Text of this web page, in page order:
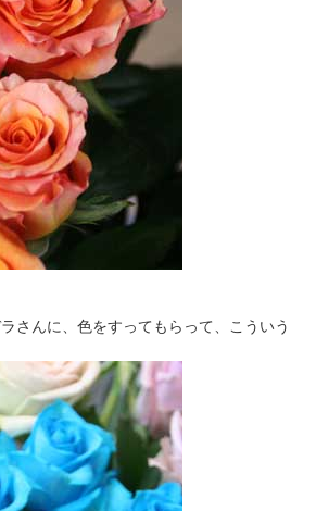
さんに、色をすってもらって、こういう